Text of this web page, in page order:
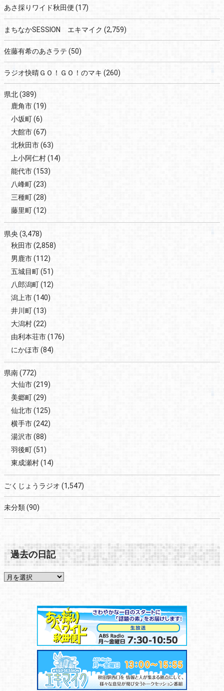
あさ採りワイド秋田便 (17)
まちなかSESSION エキマイク (2,759)
佐藤有希のあさラテ (50)
ラジオ快晴ＧＯ！ＧＯ！のマキ (260)
県北(389)
鹿角市(19)
小坂町(6)
大館市(67)
北秋田市(63)
上小阿仁村(14)
能代市(153)
八峰町(23)
三種町(28)
藤里町(12)
県央 (3,478)
秋田市(2,858)
男鹿市(112)
五城目町(51)
八郎潟町(12)
潟上市(140)
井川町(13)
大潟村(22)
由利本荘市(176)
にかほ市(84)
県南(772)
大仙市(219)
美郷町(29)
仙北市(125)
横手市(242)
湯沢市(88)
羽後町(51)
東成瀬村(14)
ごくじょうラジオ (1,547)
未分類(90)
過去の日記